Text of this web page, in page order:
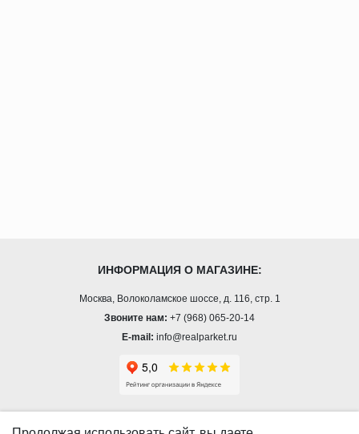
ИНФОРМАЦИЯ О МАГАЗИНЕ:
Москва, Волоколамское шоссе, д. 116, стр. 1
Звоните нам: +7 (968) 065-20-14
E-mail: info@realparket.ru